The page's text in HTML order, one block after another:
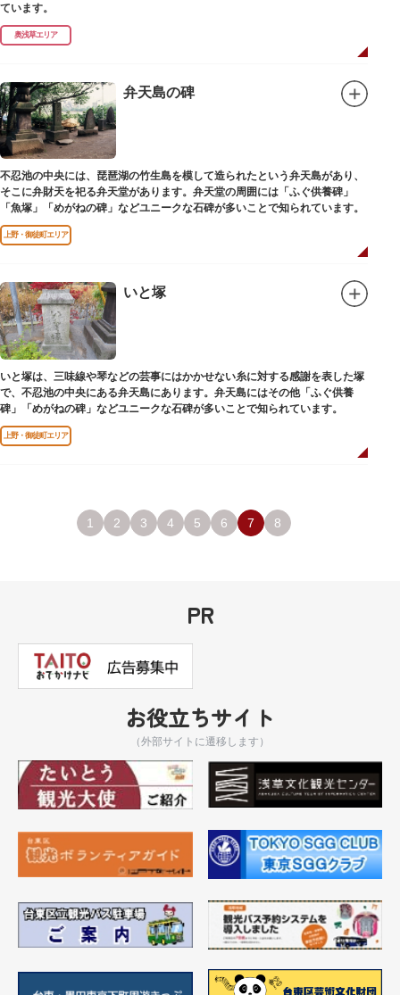
ています。
奥浅草エリア
弁天島の碑
不忍池の中央には、琵琶湖の竹生島を模して造られたという弁天島があり、
そこに弁財天を祀る弁天堂があります。弁天堂の周囲には「ふぐ供養碑」
「魚塚」「めがねの碑」などユニークな石碑が多いことで知られています。
上野・御徒町エリア
いと塚
いと塚は、三味線や琴などの芸事にはかかせない糸に対する感謝を表した塚
で、不忍池の中央にある弁天島にあります。弁天島にはその他「ふぐ供養
碑」「めがねの碑」などユニークな石碑が多いことで知られています。
上野・御徒町エリア
1 2 3 4 5 6 7 8
PR
お役立ちサイト
（外部サイトに遷移します）